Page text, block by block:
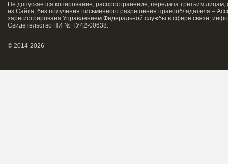
Не допускается копирование, распространение, передача третьим
из Сайта, без получения письменного разрешения правообладателя –
зарегистрирована Управлением Федеральной службы в сфере связи,
Свидетельство ПИ № ТУ42-00638.
© 2014-2026